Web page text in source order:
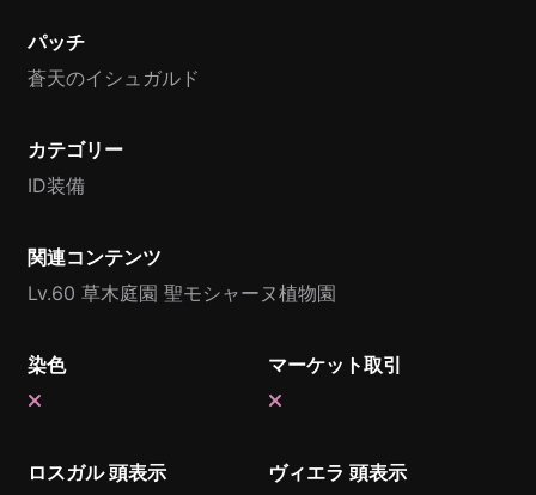
パッチ
蒼天のイシュガルド
カテゴリー
ID装備
関連コンテンツ
Lv.60 草木庭園 聖モシャーヌ植物園
染色 マーケット取引
ロスガル 頭表示 ヴィエラ 頭表示